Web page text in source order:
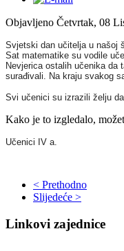
Objavljeno Četvrtak, 08
Svjetski dan učitelja u našoj
Sat matematike su vodile
Nevjerica ostalih učenika da
surađivali. Na kraju svakog
Svi učenici su izrazili želju
Kako je to izgledalo,
Učenici IV a.
< Prethodno
Slijedeće >
Linkovi zajednice